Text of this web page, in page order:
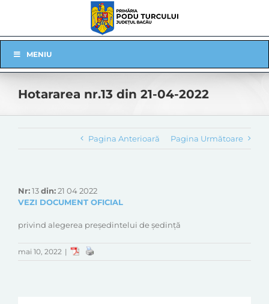
Navigation
MENIU
Hotararea nr.13 din 21-04-2022
Pagina Anterioară Pagina Următoare
Nr:13din:21 04 2022
VEZI DOCUMENT OFICIAL
privind alegerea președintelui de ședință
mai 10, 2022 |